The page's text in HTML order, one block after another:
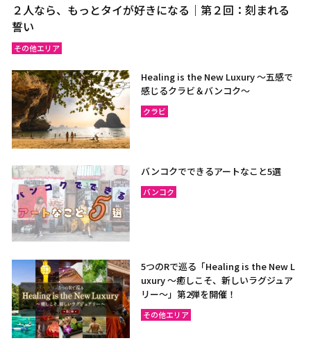
２人なら、もっとタイが好きになる｜第２回：刻まれる
誓い
その他エリア
Healing is the New Luxury ～五感で
感じるクラビ＆バンコク～
クラビ
バンコクでできるアートなこと5選
バンコク
5つのRで巡る「Healing is the New L
uxury ～癒しこそ、新しいラグジュア
リー〜」第2弾を開催！
その他エリア